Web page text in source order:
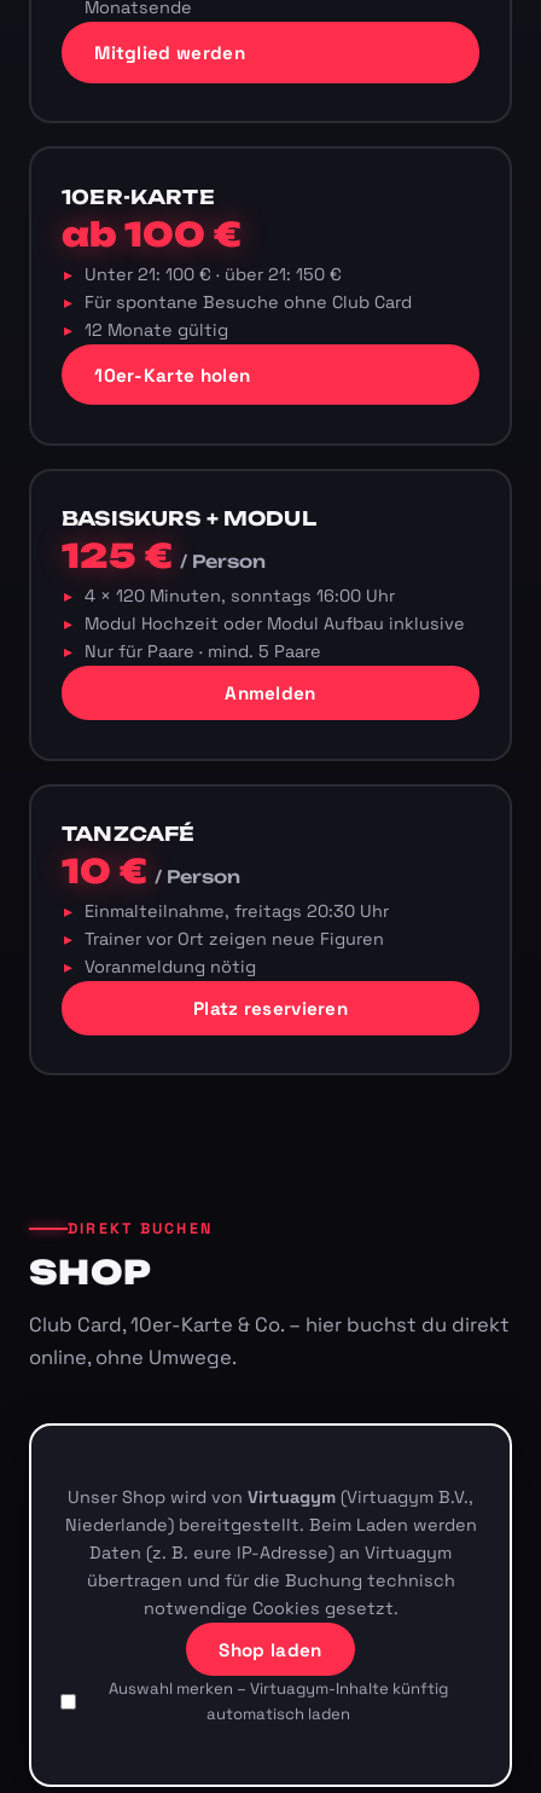
Monatsende
Mitglied werden
10ER-KARTE
ab 100 €
Unter 21: 100 € · über 21: 150 €
Für spontane Besuche ohne Club Card
12 Monate gültig
10er-Karte holen
BASISKURS + MODUL
125 €/ Person
4 × 120 Minuten, sonntags 16:00 Uhr
Modul Hochzeit oder Modul Aufbau inklusive
Nur für Paare · mind. 5 Paare
Anmelden
TANZCAFÉ
10 €/ Person
Einmalteilnahme, freitags 20:30 Uhr
Trainer vor Ort zeigen neue Figuren
Voranmeldung nötig
Platz reservieren
DIREKT BUCHEN
SHOP
Club Card, 10er-Karte & Co. – hier buchst du direkt
online, ohne Umwege.
Unser Shop wird von Virtuagym (Virtuagym B.V.,
Niederlande) bereitgestellt. Beim Laden werden
Daten (z. B. eure IP-Adresse) an Virtuagym
übertragen und für die Buchung technisch
notwendige Cookies gesetzt.
Shop laden
Auswahl merken – Virtuagym-Inhalte künftig
automatisch laden